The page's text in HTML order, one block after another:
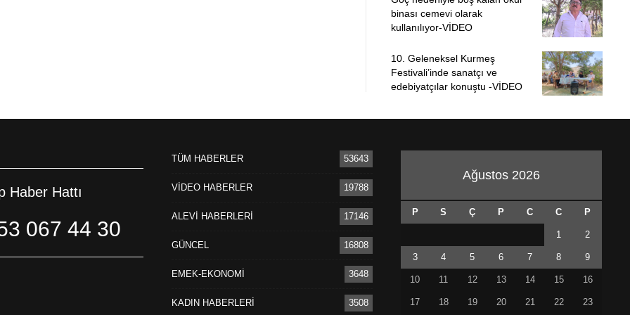
binası cemevi olarak
kullanılıyor-VİDEO
10. Geleneksel Kurmeş
Festivali’inde sanatçı ve
edebiyatçılar konuştu -VİDEO
Haber Hattı
067 44 30
TÜM HABERLER 53643
VİDEO HABERLER 19788
ALEVİ HABERLERİ 17146
GÜNCEL 16808
EMEK-EKONOMİ 3648
KADIN HABERLERİ 3508
Ağustos 2026
P S Ç P C C P
1 2
3 4 5 6 7 8 9
10 11 12 13 14 15 16
17 18 19 20 21 22 23